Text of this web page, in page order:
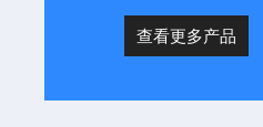
查看更多产品